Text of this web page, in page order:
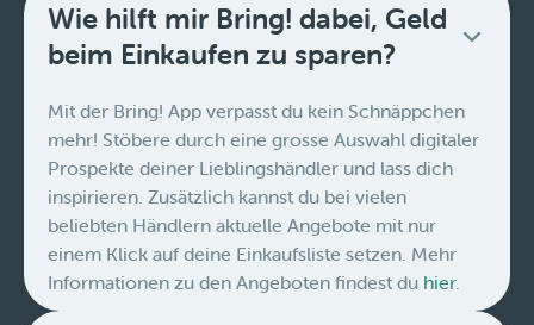
Wie hilft mir Bring! dabei, Geld
beim Einkaufen zu sparen?
Mit der Bring! App verpasst du kein Schnäppchen
mehr! Stöbere durch eine grosse Auswahl digitaler
Prospekte deiner Lieblingshändler und lass dich
inspirieren. Zusätzlich kannst du bei vielen
beliebten Händlern aktuelle Angebote mit nur
einem Klick auf deine Einkaufsliste setzen. Mehr
Informationen zu den Angeboten findest du hier.